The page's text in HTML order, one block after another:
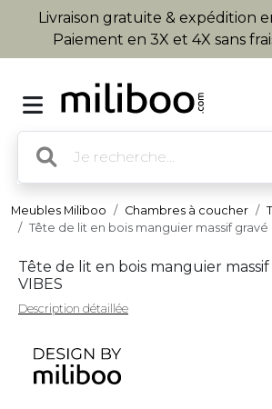
Livraison gratuite & expédition
Paiement en 3X et 4X sans
Meubles Miliboo Chambres à coucher
Tête de lit en bois manguier massif gravé
Tête de lit en bois manguier massif
VIBES
Description détaillée